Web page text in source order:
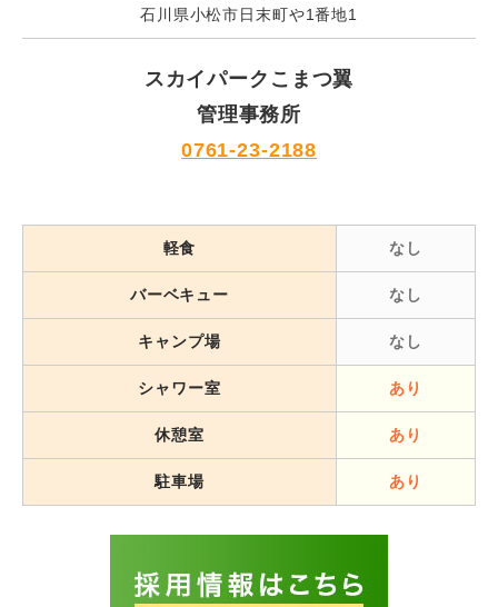
石川県小松市日末町や1番地1
スカイパークこまつ翼
管理事務所
0761-23-2188
軽食 なし
バーベキュー なし
キャンプ場 なし
シャワー室 あり
休憩室 あり
駐車場 あり